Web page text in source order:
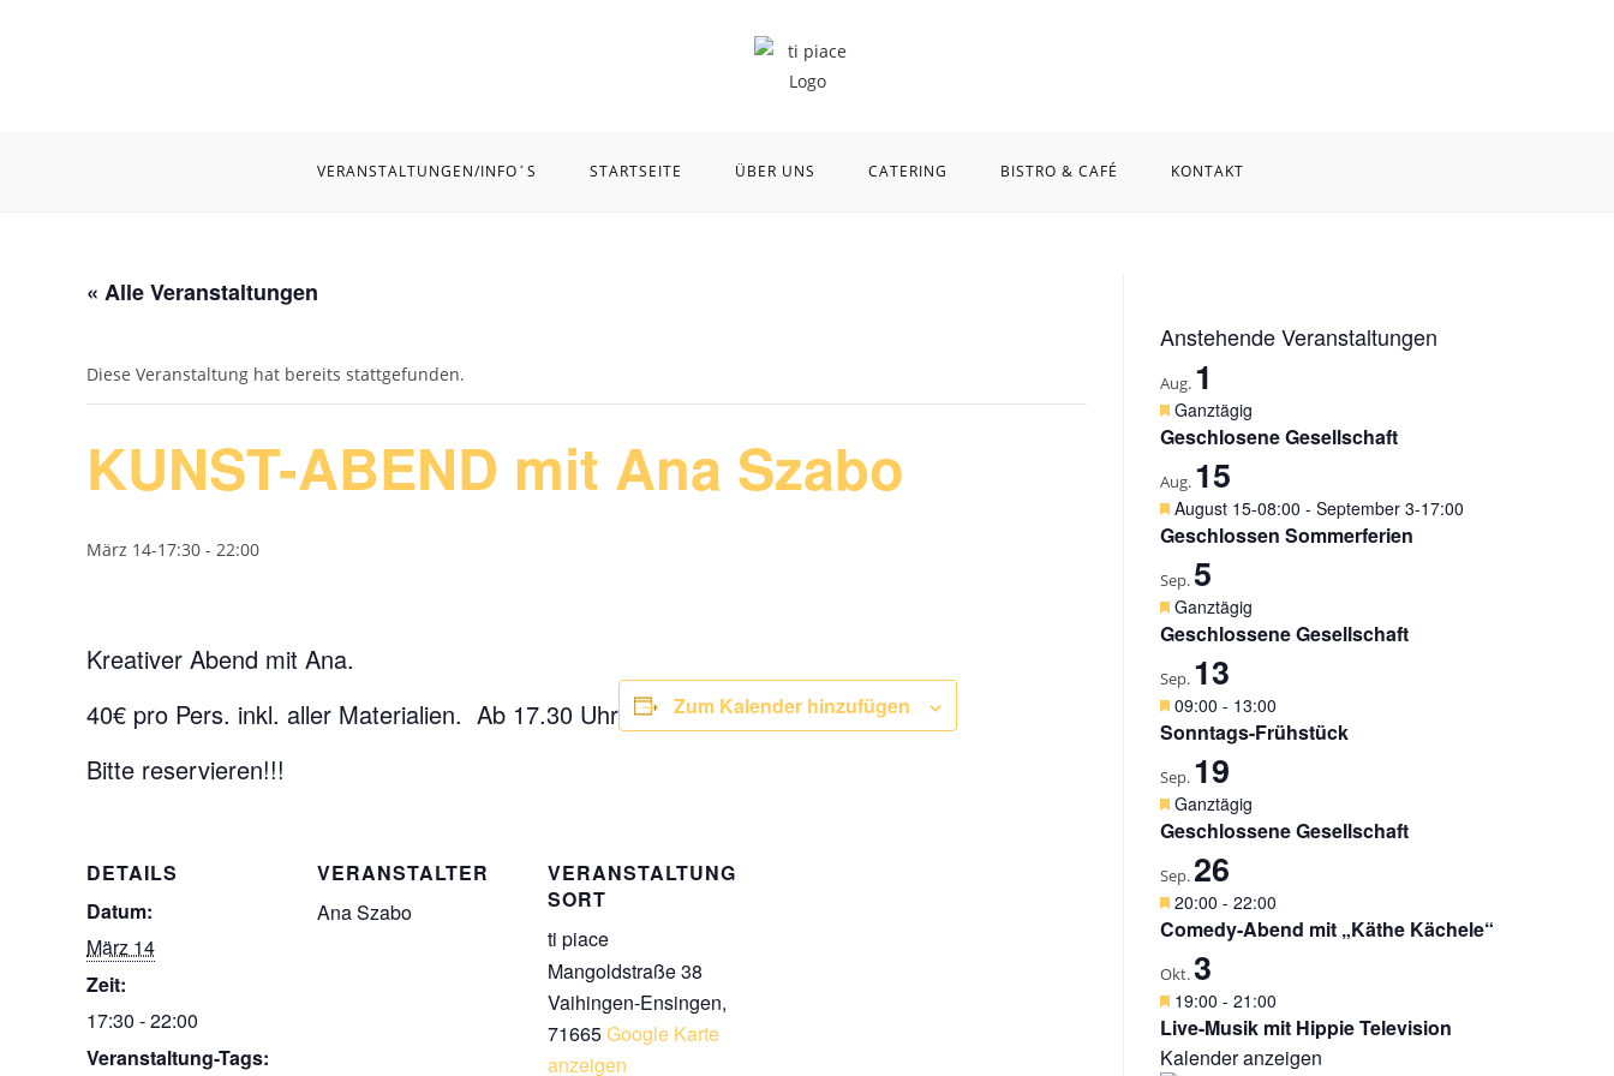
VERANSTALTUNGEN/INFO´S STARTSEITE ÜBER UNS CATERING BISTRO & CAFÉ KONTAKT
« Alle Veranstaltungen
Diese Veranstaltung hat bereits stattgefunden.
KUNST-ABEND mit Ana Szabo
März 14-17:30 - 22:00
Kreativer Abend mit Ana.
40€ pro Pers. inkl. aller Materialien. Ab 17.30 Uhr
Bitte reservieren!!!
Zum Kalender hinzufügen
DETAILS
Datum:
März 14
Zeit:
17:30 - 22:00
Veranstaltung-Tags:
VERANSTALTER
Ana Szabo
VERANSTALTUNG
SORT
ti piace
Mangoldstraße 38
Vaihingen-Ensingen,
71665Google Karte
anzeigen
Anstehende Veranstaltungen
Aug. 1
H
e
v
o
r
g
h
o
b
n
Ganztägig
Geschlosene Gesellschaft
Aug. 15
H
e
v
o
r
g
h
o
b
n
August 15-08:00 - September 3-17:00
Geschlossen Sommerferien
Sep.5
H
e
v
o
r
g
h
o
b
n
Ganztägig
Geschlossene Gesellschaft
Sep. 13
H
e
v
o
r
g
h
o
b
n
09:00 - 13:00
Sonntags-Frühstück
Sep. 19
H
e
v
o
r
g
e
h
o
b
e
Ganztägig
Geschlossene Gesellschaft
Sep.26
H
e
v
o
r
g
e
20:00 - 22:00
Comedy-Abend mit „Käthe Kächele“
Okt. 3
H
e
v
19:00 - 21:00
Live-Musik mit Hippie Television
Kalender anzeigen